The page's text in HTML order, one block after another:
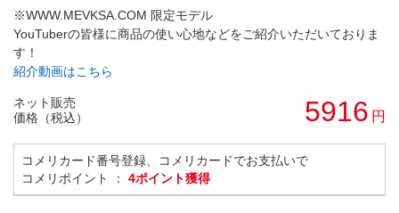
※WWW.MEVKSA.COM 限定モデル
YouTuberの皆様に商品の使い心地などをご紹介いただいておりま
す！
紹介動画はこちら
ネット販売
価格（税込）
5916 円
コメリカード番号登録、コメリカードでお支払いで
コメリポイント ： 4ポイント獲得